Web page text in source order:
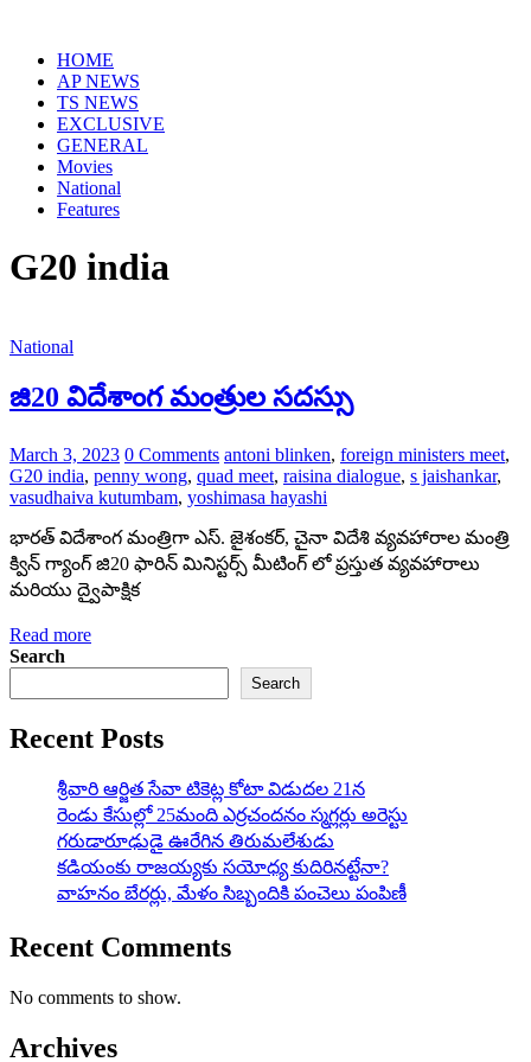
contentHOME
AP NEWS
TS NEWS
EXCLUSIVE
GENERAL
Movies
National
Features
G20 india
National
జి20 విదేశాంగ మంత్రుల సదస్సు
March 3, 2023 0 Comments antoni blinken, foreign ministers meet,
G20 india, penny wong, quad meet, raisina dialogue, s jaishankar,
vasudhaiva kutumbam, yoshimasa hayashi
భారత్ విదేశాంగ మంత్రిగా ఎస్. జైశంకర్, చైనా విదేశి వ్యవహారాల మంత్రి
క్విన్ గ్యాంగ్ జి20 ఫారిన్ మినిస్టర్స్ మీటింగ్ లో ప్రస్తుత వ్యవహారాలు
మరియు ద్వైపాక్షిక
Read more
Search
Search
Recent Posts
శ్రీవారి ఆర్జిత సేవా టికెట్ల కోటా విడుదల 21న
రెండు కేసుల్లో 25మంది ఎర్రచందనం స్మగ్లర్లు అరెస్టు
గరుడారూఢుడై ఊరేగిన తిరుమలేశుడు
కడియంకు రాజయ్యకు సయోధ్య కుదిరినట్టేనా?
వాహ‌నం బేర‌ర్లు, మేళం సిబ్బందికి పంచెలు పంపిణీ
Recent Comments
No comments to show.
Archives